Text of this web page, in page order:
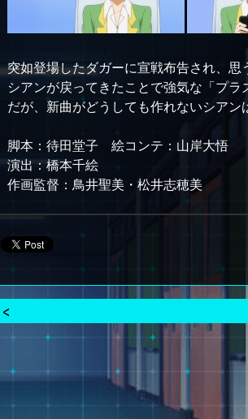
突如登場したダガーに宣戦布告され、思
シアンが戻ってきたことで強気な「プラ
だが、新曲がどうしても作れないシアン
脚本：待田堂子 絵コンテ：山岸大悟
演出：橋本千絵
作画監督：鳥井聖美・松井志穂美